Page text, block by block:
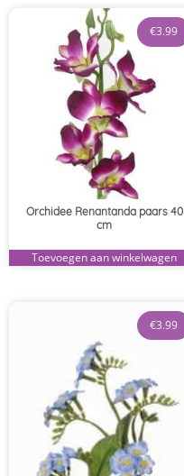
Orchidee Renantanda paars 40
cm
€3.99
Toevoegen aan winkelwagen
€3.99